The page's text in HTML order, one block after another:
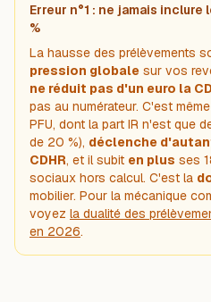
Erreur n°1 : ne jamais
%
La hausse des prélèvements
pression globale sur vos
ne réduit pas d'un euro la
pas au numérateur. C'est
PFU, dont la part IR n'est que
de 20 %), déclenche
CDHR, et il subit en plus ses
sociaux hors calcul. C'est la
mobilier. Pour la mécanique
voyez la dualité des
en 2026.